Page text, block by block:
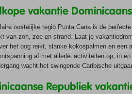
park Del Este waar je naast snorkelen en
van gezellige centra, eetgelegenheden en
vakantie
oostelijke regio Punta Cana is de
van zon, zee en strand. Laat je
het oog reikt, slanke kokospalmen en een
af met allerlei activiteiten op, in
wacht het swingende Caribische
Republiek